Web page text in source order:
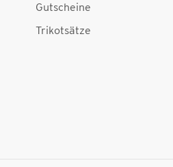
Gutscheine
Trikotsätze